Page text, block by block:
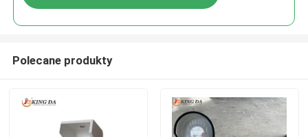
Polecane produkty